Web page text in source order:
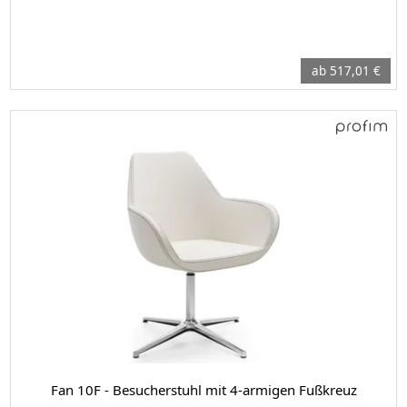
ab 517,01 €
Fan 10F - Besucherstuhl mit 4-armigen Fußkreuz